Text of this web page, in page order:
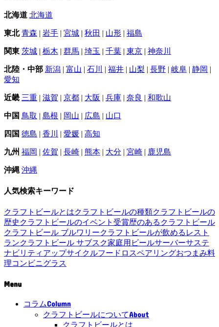
北海道 北海道
東北 青森 | 岩手 | 宮城 | 秋田 | 山形 | 福島
関東 茨城 | 栃木 | 群馬 | 埼玉 | 千葉 | 東京 | 神奈川
北陸・中部 新潟 | 富山 | 石川 | 福井 | 山梨 | 長野 | 岐阜 | 静岡 |
愛知
近畿 三重 | 滋賀 | 京都 | 大阪 | 兵庫 | 奈良 | 和歌山
中国 鳥取 | 島根 | 岡山 | 広島 | 山口
四国 徳島 | 香川 | 愛媛 | 高知
九州 福岡 | 佐賀 | 長崎 | 熊本 | 大分 | 宮崎 | 鹿児島
沖縄 沖縄
人気検索キーワード
クラフトビールとはクラフトビールの種類クラフトビールの
歴史 クラフトビールのイベント 受賞歴のあるクラフトビール
クラフトビール ブルワリークラフトビールが飲めるレスト
ランクラフトビール サブスク家庭用ビールサーバーサステ
ナビリティ アップサイクルフードロスペアリングおつまみ料
理コンビニグラス
Menu
コラムColumn
クラフトビールについてAbout
クラフトビールとは